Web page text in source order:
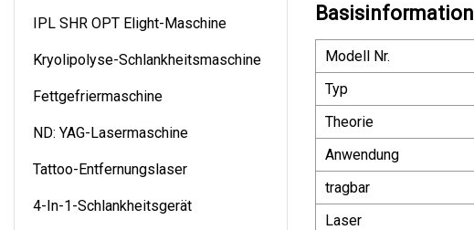
IPL SHR OPT Elight-Maschine
Kryolipolyse-Schlankheitsmaschine
Fettgefriermaschine
ND: YAG-Lasermaschine
Tattoo-Entfernungslaser
4-In-1-Schlankheitsgerät
Basisinformation
Modell Nr.
Typ
Theorie
Anwendung
tragbar
Laser